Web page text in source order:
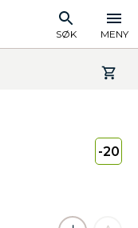
SØK MENY
-20